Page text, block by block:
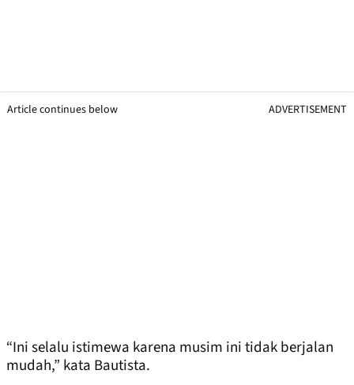
Article continues below ADVERTISEMENT
“Ini selalu istimewa karena musim ini tidak berjalan
mudah,” kata Bautista.